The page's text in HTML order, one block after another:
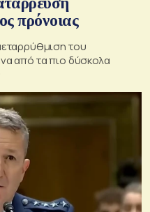
πρόνοιας
του
από τα πιο δύσκολα